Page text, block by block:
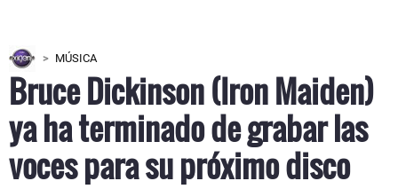
MÚSICA
Bruce Dickinson (Iron Maiden)
ya ha terminado de grabar las
voces para su próximo disco